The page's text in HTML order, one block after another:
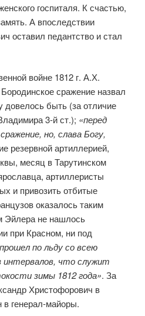
госпиталя. К счастью,
А впоследствии
оставил педантство и стал
войне 1812 г. А.Х.
сражение назвал
быть (за отличие
3-й ст.); «перед
но, слава Богу,
резервной артиллерией,
месяц в Тарутинском
артиллеристы
и привозить отбитые
оказалось таким
Эйлера не нашлось
при Красном, ни под
по льду со всею
интервалов, что служит
зимы 1812 года». За
Христофорович в
генерал-майоры.